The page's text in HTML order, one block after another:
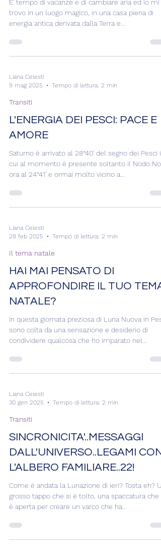
E' tempo di vacanze e di cambiare aria ed io mi
energia antica derivata dalla Terra e...
9 mag 2025
Transiti
L'ENERGIA DEI PESCI: PACE E
AMORE
Saturno è arrivato al 28°40' del segno dei Pesci in
ora al 24°41' e ormai molto vicino a...
28 feb 2025
Tempo di lettura: 2 min
Il tema natale
HAI MAI PENSATO DI
APPROFONDIRE IL TUO TEMA
NATALE?
In questa giornata preziosa di Luna Nuova in
condividere qualcosa che ho imparato nel...
30 gen 2025
Transiti
SINCRONICITA'..MESSAGGI
DALL'UNIVERSO..LEGAMI CON
L'ALBERO FAMILIARE..22!
Come è andata la Lunazione di ieri? Tosta eh?
è aperta per creare un varco che ha...